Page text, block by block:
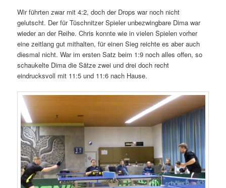
Wir führten zwar mit 4:2, doch der Drops war noch nicht
gelutscht. Der für Tüschnitzer Spieler unbezwingbare Dima war
wieder an der Reihe. Chris konnte wie in vielen Spielen vorher
eine zeitlang gut mithalten, für einen Sieg reichte es aber auch
diesmal nicht. War im ersten Satz beim 1:9 noch alles offen, so
schaukelte Dima die Sätze zwei und drei doch recht
eindrucksvoll mit 11:5 und 11:6 nach Hause.